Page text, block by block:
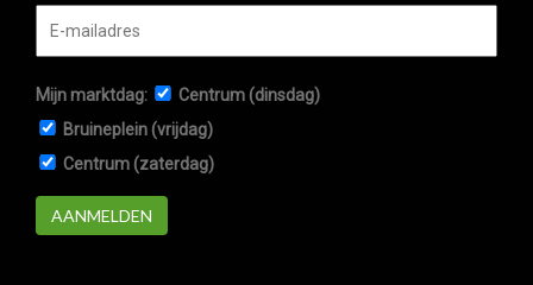
Mijn marktdag:
Centrum (dinsdag)
Bruineplein (vrijdag)
Centrum (zaterdag)
AANMELDEN